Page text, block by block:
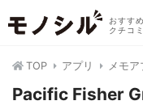
おすす
クチコ
TOP アプリ メモア
Pacific Fisher